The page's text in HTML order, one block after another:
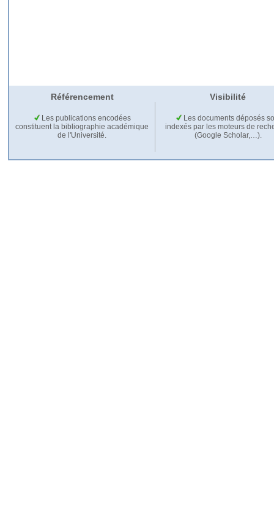
Référencement Visibilité
Les publications encodées
constituent la bibliographie académique
de l'Université.
Les documents déposés
indexés par les moteurs de
(Google Scholar,…).